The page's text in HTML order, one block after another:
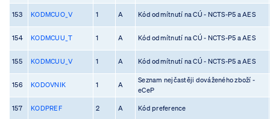
153 KODMCUO_V 1 A Kód odmítnutí na CÚ - NCTS-P5 a AES
154 KODMCUU_T 1 A Kód odmítnutí na CÚ - NCTS-P5 a AES
155 KODMCUU_V 1 A Kód odmítnutí na CÚ - NCTS-P5 a AES
156 KODOVNIK 1 A
Seznam nejčastěji dováženého zboží -
eCeP
157 KODPREF 2 A Kód preference